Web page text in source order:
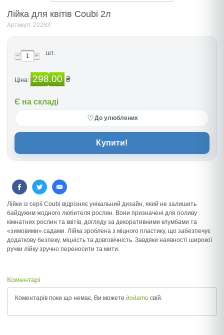
Лійка для квітів Coubi 2л
Артикул: 22283
шт.
Ціна: 298.00 ₴
Є на складі
♡До улюблених
Купити!
Лійки із серії Coubi відрізняє унікальний дизайн, який не залишить
байдужим жодного любителя рослин. Вони призначені для поливу
кімнатних рослин та квітів, догляду за декоративними клумбами та
«зимовими» садами. Лійка зроблена з міцного пластику, що забезпечує
додаткову безпеку, міцність та довговічність. Завдяки наявності широкої
ручки лійку зручно переносити та мити.
Коментарі
Коментарів поки що немає, Ви можете додати свій.